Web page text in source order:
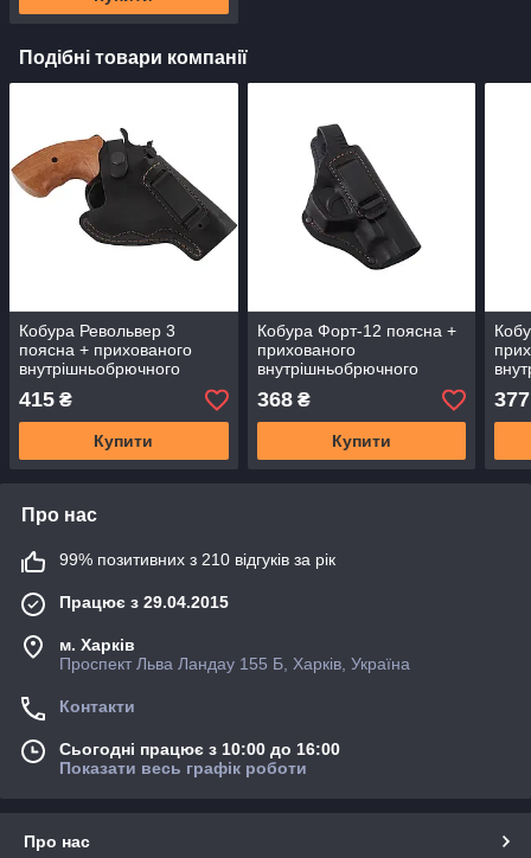
Подібні товари компанії
Кобура Револьвер 3
поясна + прихованого
внутрішньобрючного
носіння не формована з
кліпсою (шкіра, чорна)
415 ₴
Купити
Кобура Форт-12 поясна +
прихованого
внутрішньобрючного
носіння формована з
кліпсою (шкіра, чорна) SV
368₴
Купити
377
Про нас
99% позитивних з 210 відгуків за рік
Працює з 29.04.2015
м. Харків
Проспект Льва Ландау 155 Б, Харків, Україна
Контакти
Сьогодні працює з 10:00 до 16:00
Показати весь графік роботи
Про нас